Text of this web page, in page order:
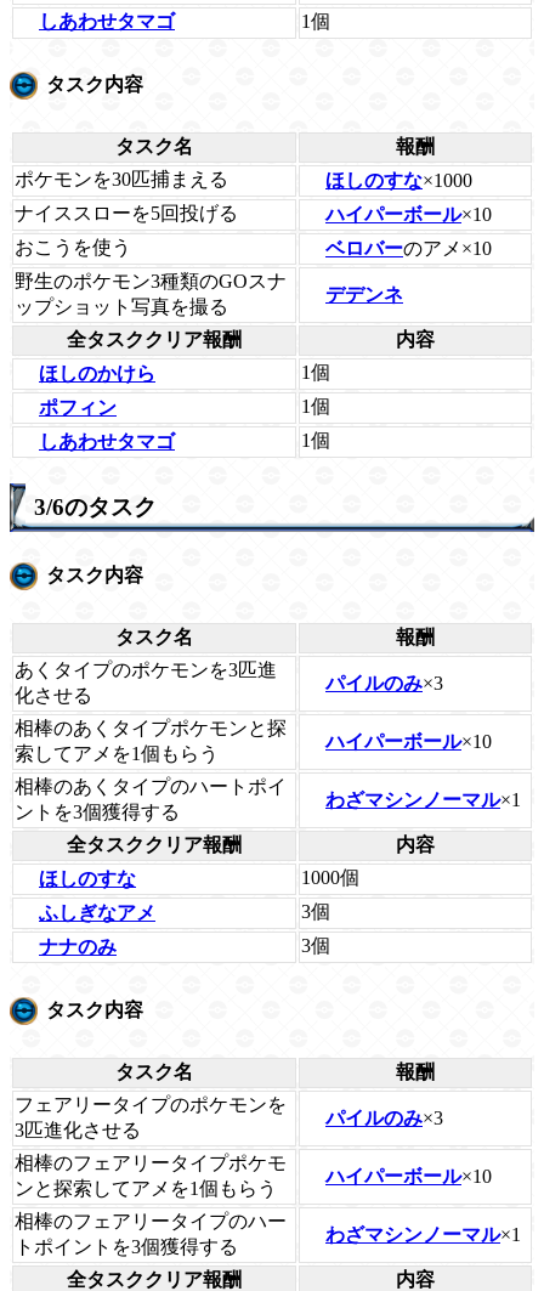
しあわせタマゴ
1個
タスク内容
タスク名
報酬
ポケモンを30匹捕まえる
ほしのすな×1000
ナイススローを5回投げる
ハイパーボール×10
おこうを使う
ベロバーのアメ×10
野生のポケモン3種類のGOスナ
ップショット写真を撮る
デデンネ
全タスククリア報酬
内容
ほしのかけら
1個
ポフィン
1個
しあわせタマゴ
1個
3/6のタスク
タスク内容
タスク名
報酬
あくタイプのポケモンを3匹進
化させる
パイルのみ×3
相棒のあくタイプポケモンと探
索してアメを1個もらう
ハイパーボール×10
相棒のあくタイプのハートポイ
ントを3個獲得する
わざマシンノーマル×1
全タスククリア報酬
内容
ほしのすな
1000個
ふしぎなアメ
3個
ナナのみ
3個
タスク内容
タスク名
報酬
フェアリータイプのポケモンを
3匹進化させる
パイルのみ×3
相棒のフェアリータイプポケモ
ンと探索してアメを1個もらう
ハイパーボール×10
相棒のフェアリータイプのハー
トポイントを3個獲得する
わざマシンノーマル×1
全タスククリア報酬
内容